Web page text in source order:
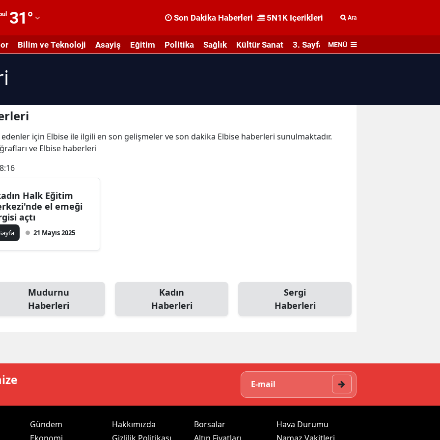
31° Son Dakika Haberleri 5N1K İçerikleri Ara
Bilim ve Teknoloji Asayiş Eğitim Politika Sağlık Kültür Sanat 3. Sayfa MENÜ
için Elbise ile ilgili en son gelişmeler ve son dakika Elbise haberleri sunulmaktadır.
ve Elbise haberleri
Halk Eğitim
el emeği
açtı
21 Mayıs 2025
Mudurnu
Haberleri
Kadın
Haberleri
Sergi
Haberleri
Gündem
Hakkımızda
Borsalar
Hava Durumu